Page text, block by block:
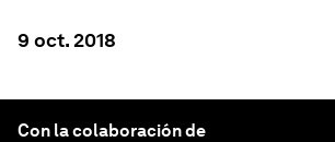
9 oct. 2018
Con la colaboración de